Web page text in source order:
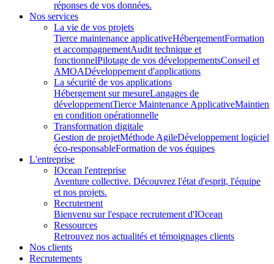
réponses de vos données.
Nos services
La vie de vos projets
Tierce maintenance applicativeHébergementFormation
et accompagnementAudit technique et
fonctionnelPilotage de vos développementsConseil et
AMOADéveloppement d'applications
La sécurité de vos applications
Hébergement sur mesureLangages de
développementTierce Maintenance ApplicativeMaintien
en condition opérationnelle
Transformation digitale
Gestion de projetMéthode AgileDéveloppement logiciel
éco-responsableFormation de vos équipes
L'entreprise
IOcean l'entreprise
Aventure collective. Découvrez l'état d'esprit, l'équipe
et nos projets.
Recrutement
Bienvenu sur l'espace recrutement d'IOcean
Ressources
Retrouvez nos actualités et témoignages clients
Nos clients
Recrutements